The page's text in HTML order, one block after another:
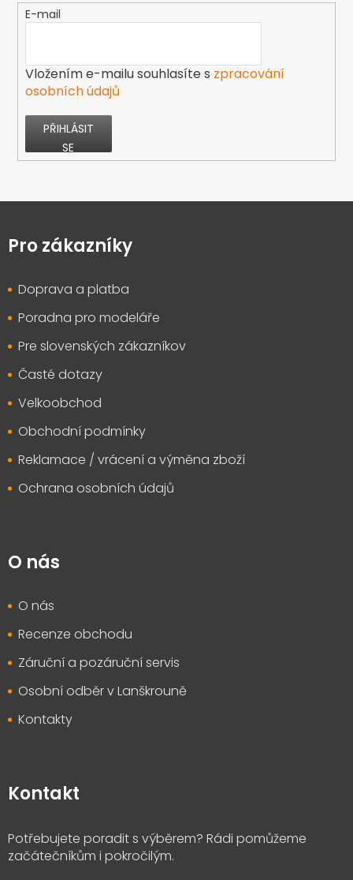
E-mail
Vložením e-mailu souhlasíte s zpracování
osobních údajů
PŘIHLÁSIT
SE
pPro zákazníky
Doprava a platba
Poradna pro modeláře
Pre slovenských zákazníkov
Časté dotazy
Velkoobchod
Obchodní podmínky
Reklamace / vrácení a výměna zboží
Ochrana osobních údajů
O nás
O nás
Recenze obchodu
Záruční a pozáruční servis
Osobní odběr v Lanškrouně
Kontakty
Kontakt